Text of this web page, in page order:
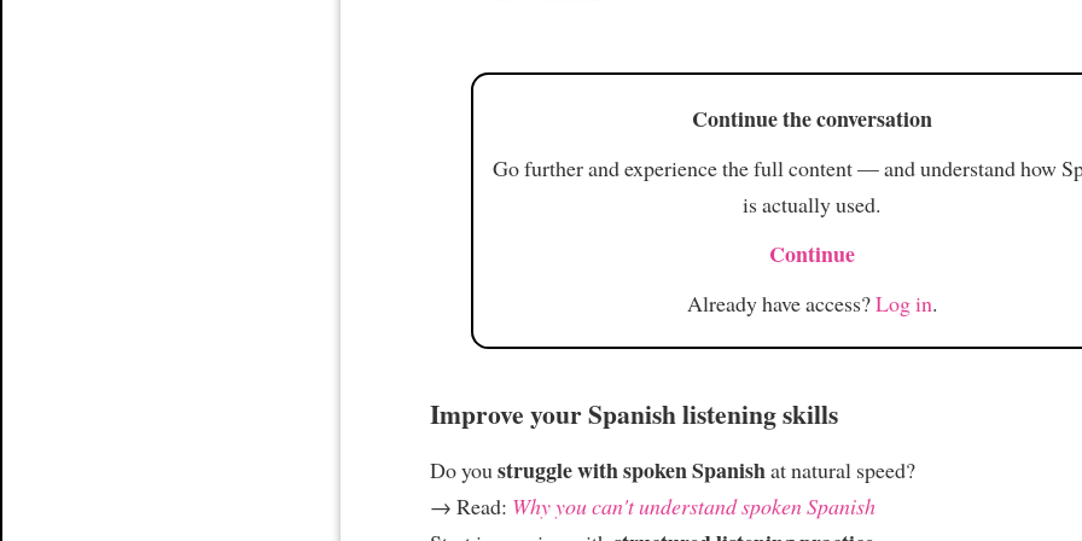
Continue the conversation
Go further and experience the full content — and understand how
is actually used.
Continue
Already have access?Log in.
Improve your Spanish listening skills
Do youstruggle with spoken Spanishat natural speed?
→ Read: Why you can't understand spoken Spanish